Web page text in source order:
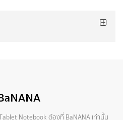
Notebook ต้องที่ BaNANA เท่านั้น